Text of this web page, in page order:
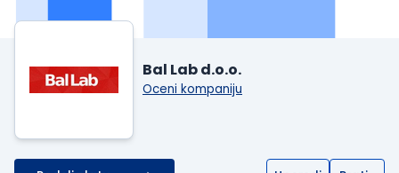
Bal Lab d.o.o.
Oceni kompaniju